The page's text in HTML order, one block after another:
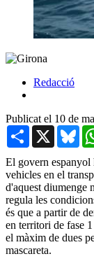
Redacció
Publicat el 10 de
Share X
El govern espanyol
vehicles en el
d'aquest diumenge
regula les
és que a partir de
en territori de fase
el màxim de dues
mascareta.